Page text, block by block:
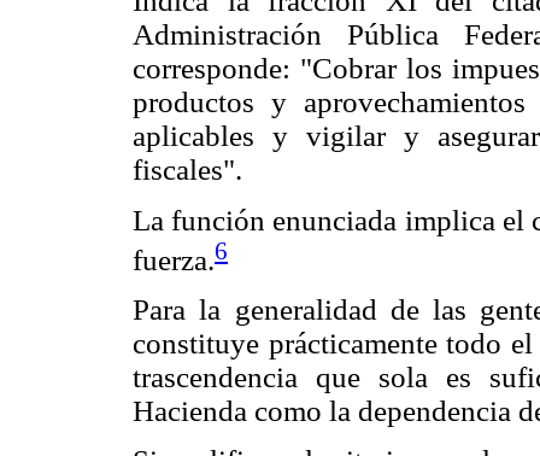
Administración Pública
corresponde: "Cobrar los
productos y
aplicables y vigilar y
fiscales".
La función enunciada implica el
fuerza.6
Para la generalidad de las
constituye prácticamente todo
trascendencia que sola es
Hacienda como la dependencia